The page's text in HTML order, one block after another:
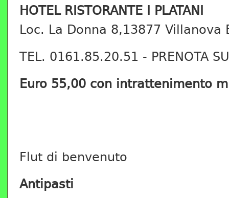
HOTEL RISTORANTE I PLATANI
Loc. La Donna 8,13877 Villanova
TEL. 0161.85.20.51 - PRENOTA
Euro 55,00 con intrattenimento
Flut di benvenuto
Antipasti